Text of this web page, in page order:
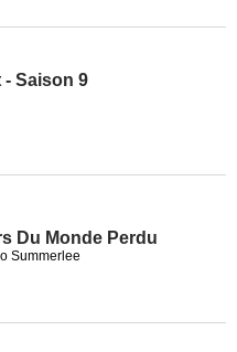
- Saison 9
Du Monde Perdu
Summerlee